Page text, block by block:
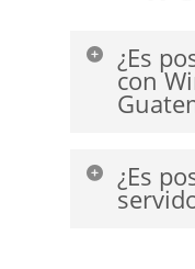
¿Es
con
servidor
datos de
¿Es